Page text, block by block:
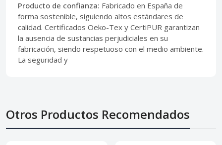
Producto de confianza: Fabricado en España de
forma sostenible, siguiendo altos estándares de
calidad. Certificados Oeko-Tex y CertiPUR garantizan
la ausencia de sustancias perjudiciales en su
fabricación, siendo respetuoso con el medio ambiente.
La seguridad y
Otros Productos Recomendados